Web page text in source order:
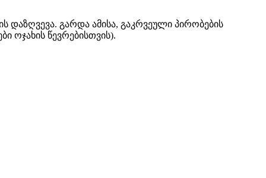
დაზღვევა. გარდა ამისა, გაკრვეული პირობების
ოჯახის წევრებისთვის).